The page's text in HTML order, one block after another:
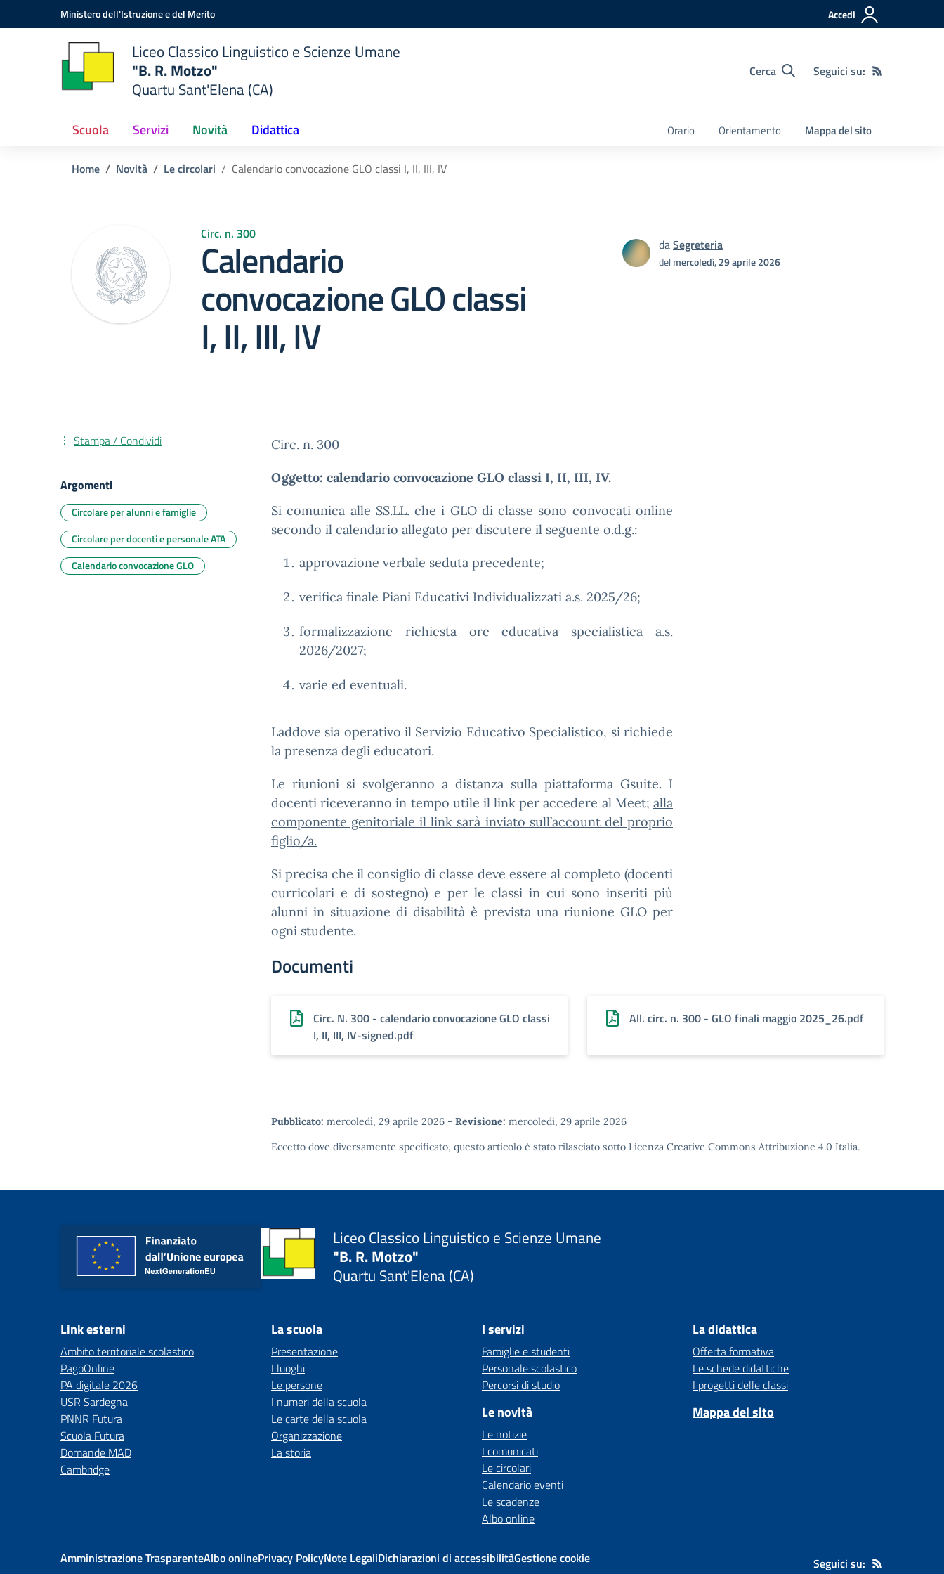
Vai ai contenuti
Vai al menu di navigazioneMinistero dell'Istruzione e del Merito Accedi
Liceo Classico Linguistico e Scienze Umane
"B. R. Motzo"
Quartu Sant'Elena (CA)
Cerca Seguici su:
Scuola Servizi Novità Didattica Orario Orientamento Mappa del sito
Home Novità Le circolari Calendario convocazione GLO classi I, II, III, IV
Circ. n. 300
Calendario
convocazione GLO classi
I, II, III, IV
daSegreteria
delmercoledì, 29 aprile 2026
Circ. n. 300
Oggetto: calendario convocazione GLO classi I, II, III, IV.
Si comunica alle SS.LL. che i GLO di classe sono convocati online
secondo il calendario allegato per discutere il seguente o.d.g.:
approvazione verbale seduta precedente;
verifica finale Piani Educativi Individualizzati a.s. 2025/26;
formalizzazione richiesta ore educativa specialistica a.s.
2026/2027;
varie ed eventuali.
Laddove sia operativo il Servizio Educativo Specialistico, si richiede
la presenza degli educatori.
Le riunioni si svolgeranno a distanza sulla piattaforma Gsuite. I
docenti riceveranno in tempo utile il link per accedere al Meet; alla
componente genitoriale il link sarà inviato sull’account del proprio
figlio/a.
Si precisa che il consiglio di classe deve essere al completo (docenti
curricolari e di sostegno) e per le classi in cui sono inseriti più
alunni in situazione di disabilità è prevista una riunione GLO per
ogni studente.
Documenti
Circ. N. 300 - calendario convocazione GLO classi
I, II, III, IV-signed.pdf
All. circ. n. 300 - GLO finali maggio 2025_26.pdf
Pubblicato: mercoledì, 29 aprile 2026 - Revisione: mercoledì, 29 aprile 2026
Eccetto dove diversamente specificato, questo articolo è stato rilasciato sotto Licenza Creative Commons Attribuzione 4.0 Italia.
Stampa / Condividi
Argomenti
Circolare per alunni e famiglie
Circolare per docenti e personale ATA
Calendario convocazione GLO
Liceo Classico Linguistico e Scienze Umane
"B. R. Motzo"
Quartu Sant'Elena (CA)
Link esterni
Ambito territoriale scolastico
PagoOnline
PA digitale 2026
USR Sardegna
PNNR Futura
Scuola Futura
Domande MAD
Cambridge
La scuola
Presentazione
I luoghi
Le persone
I numeri della scuola
Le carte della scuola
Organizzazione
La storia
I servizi
Famiglie e studenti
Personale scolastico
Percorsi di studio
Le novità
Le notizie
I comunicati
Le circolari
Calendario eventi
Le scadenze
Albo online
La didattica
Offerta formativa
Le schede didattiche
I progetti delle classi
Mappa del sito
Amministrazione TrasparenteAlbo onlinePrivacy PolicyNote LegaliDichiarazioni di accessibilitàGestione cookie Seguici su: